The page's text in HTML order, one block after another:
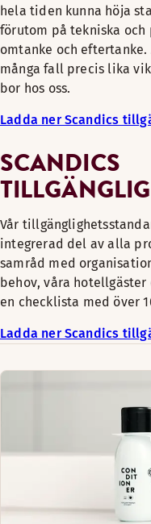
hela tiden kunna höja
förutom på tekniska och
omtanke och
många fall precis lika
bor hos oss.
Ladda ner Scandics
SCANDICS
Vår
integrerad del av alla
samråd med
behov, våra
en checklista med över
Ladda ner Scandics